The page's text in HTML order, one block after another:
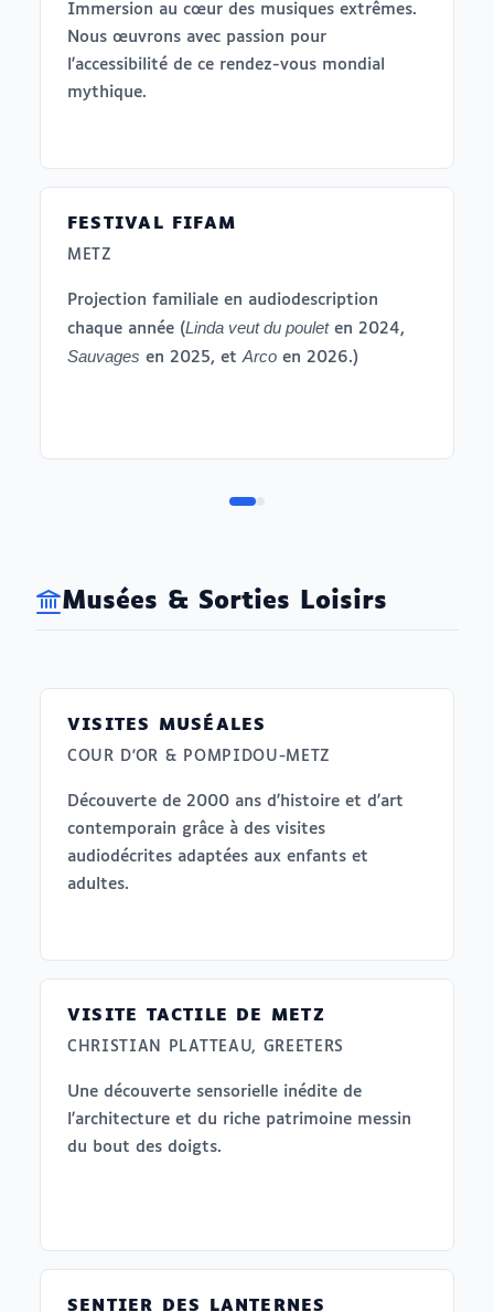
Immersion au cœur des musiques extrêmes.
Nous œuvrons avec passion pour
l'accessibilité de ce rendez-vous mondial
mythique.
FESTIVAL FIFAM
METZ
Projection familiale en audiodescription
chaque année (Linda veut du pouleten 2024,
Sauvages en 2025, etArco en 2026.)
Musées & Sorties Loisirs
VISITES MUSÉALES
COUR D'OR & POMPIDOU-METZ
Découverte de 2000 ans d'histoire et d'art
contemporain grâce à des visites
audiodécrites adaptées aux enfants et
adultes.
VISITE TACTILE DE METZ
CHRISTIAN PLATTEAU, GREETERS
Une découverte sensorielle inédite de
l'architecture et du riche patrimoine messin
du bout des doigts.
SENTIER DES LANTERNES